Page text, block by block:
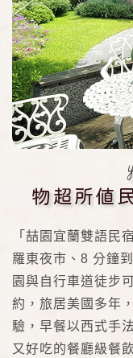
物超所值
「喆園宜蘭雙語民
羅東夜市、8 分鐘
園與自行車道徒步
約，旅居美國多年
驗，早餐以西式手
又好吃的餐廳級餐